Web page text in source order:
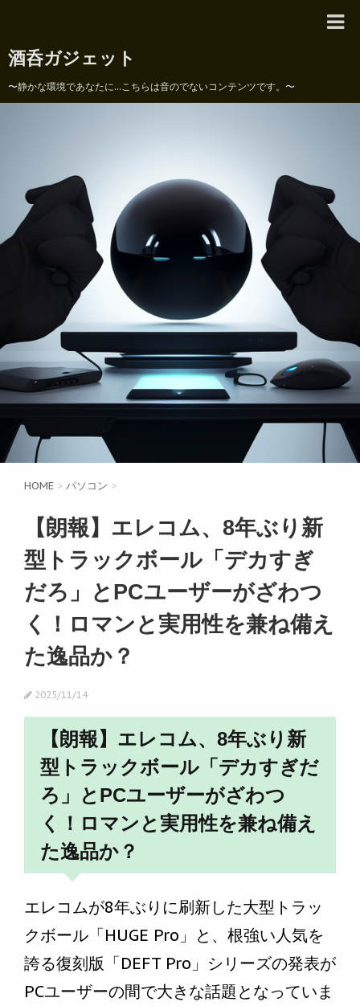
酒呑ガジェット
〜静かな環境であなたに...こちらは音のでないコンテンツです。〜
HOME > パソコン >
【朗報】エレコム、8年ぶり新
型トラックボール「デカすぎ
だろ」とPCユーザーがざわつ
く！ロマンと実用性を兼ね備え
た逸品か？
2025/11/14
【朗報】エレコム、8年ぶり新
型トラックボール「デカすぎだ
ろ」とPCユーザーがざわつ
く！ロマンと実用性を兼ね備え
た逸品か？
エレコムが8年ぶりに刷新した大型トラッ
クボール「HUGE Pro」と、根強い人気を
誇る復刻版「DEFT Pro」シリーズの発表が
PCユーザーの間で大きな話題となっていま